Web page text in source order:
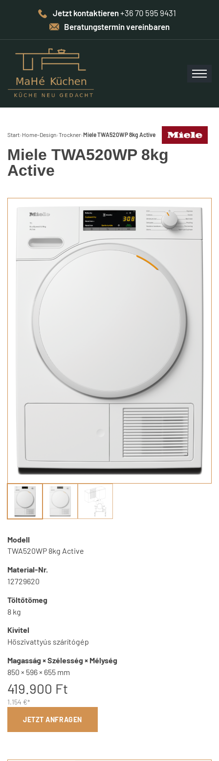
Jetzt kontaktieren+36 70 595 9431
Beratungstermin vereinbaren
Start› Home-Design›Trockner›Miele TWA520WP 8kg Active
Miele TWA520WP 8kg
Active
Modell
TWA520WP 8kg Active
Material-Nr.
12729620
Töltőtömeg
8 kg
Kivitel
Hőszivattyús szárítógép
Magasság × Szélesség × Mélység
850 × 596 × 655 mm
419.900 Ft
1.154 €*
JETZT ANFRAGEN